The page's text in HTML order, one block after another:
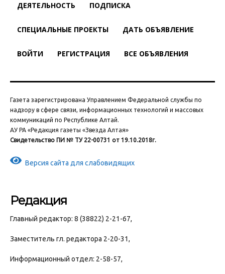
ДЕЯТЕЛЬНОСТЬ ПОДПИСКА
СПЕЦИАЛЬНЫЕ ПРОЕКТЫ ДАТЬ ОБЪЯВЛЕНИЕ
ВОЙТИ РЕГИСТРАЦИЯ ВСЕ ОБЪЯВЛЕНИЯ
Газета зарегистрирована Управлением Федеральной службы по
надзору в сфере связи, информационных технологий и массовых
коммуникаций по Республике Алтай.
АУ РА «Редакция газеты «Звезда Алтая»
Свидетельство ПИ № ТУ 22-00731 от 19.10.2018г.
Версия сайта для слабовидящих
Редакция
Главный редактор: 8 (38822) 2-21-67,
Заместитель гл. редактора 2-20-31,
Информационный отдел: 2-58-57,